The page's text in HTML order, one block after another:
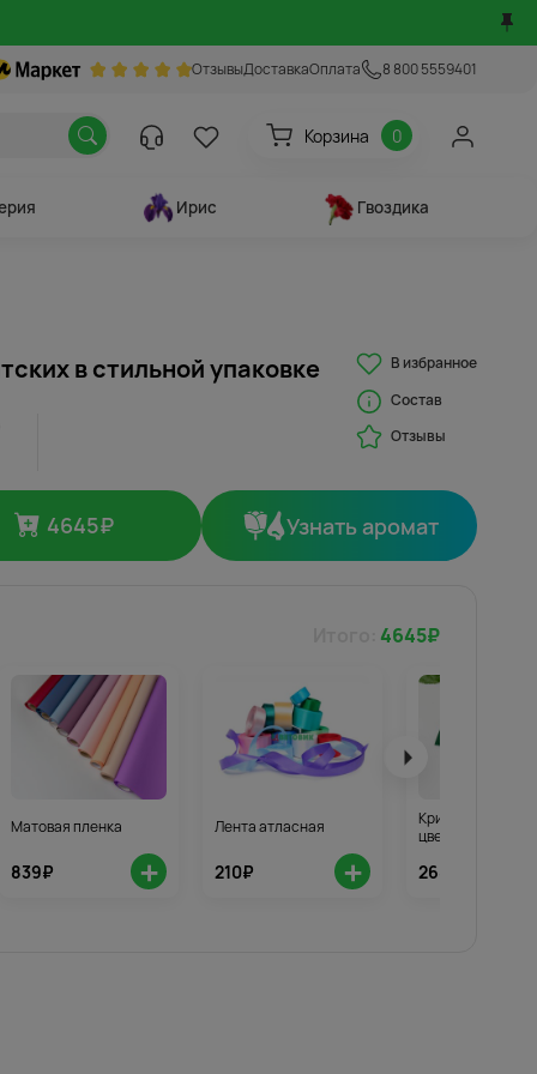
ОтзывыДоставкаОплата 8 800 5559401
Корзина 0
Ирис Гвоздика
в стильной упаковке
В избранное
Состав
Отзывы
4645₽ Узнать аромат
4645₽
Матовая пленка
839₽ +
Лента атласная
210₽ +
Кризал для
цветов 3шт.
268₽